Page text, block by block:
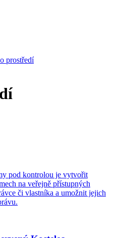
prostředí
pod kontrolou je vytvořit
na veřejně přístupných
či vlastníka a umožnit jejich